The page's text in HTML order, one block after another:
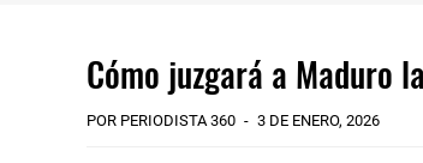
Cómo juzgará a Maduro
POR PERIODISTA 360 3 DE ENERO, 2026